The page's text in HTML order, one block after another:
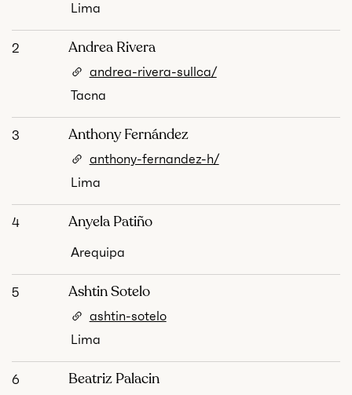
Lima
2 Andrea Rivera
andrea-rivera-sullca/
Tacna
3 Anthony Fernández
anthony-fernandez-h/
Lima
4 Anyela Patiño
Arequipa
5 Ashtin Sotelo
ashtin-sotelo
Lima
6 Beatriz Palacin